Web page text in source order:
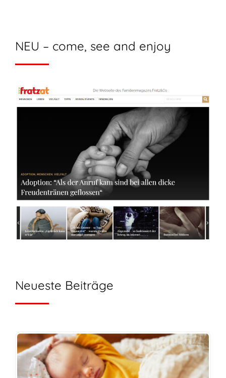
NEU – come, see and enjoy
Neueste Beiträge